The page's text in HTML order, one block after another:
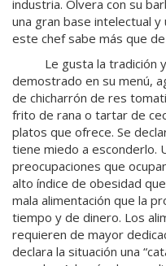
industria. Olvera con su
una gran base intelectual
este chef sabe más que
Le gusta la tradición y
demostrado en su menú,
de chicharrón de res
frito de rana o tartar de
platos que ofrece. Se
tiene miedo a esconderlo.
preocupaciones que
alto índice de obesidad
mala alimentación que la
tiempo y de dinero. Los
requieren de mayor
declara la situación una